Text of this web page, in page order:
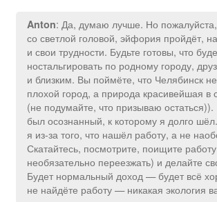
Anton: Да, думаю лучше. Но
со светлой головой, эйфория пройдёт,
и свои трудности. Будьте готовы, что
ностальгировать по родному городу,
и близким. Вы поймёте, что Челябинск
плохой город, а природа красивейшая в
(не подумайте, что призываю
был осознанный, к которому я долго
я из-за того, что нашёл работу, а не
Скатайтесь, посмотрите, поищите
необязательно переезжать) и делайте
Будет нормальный доход — будет всё
не найдёте работу — никакая экология